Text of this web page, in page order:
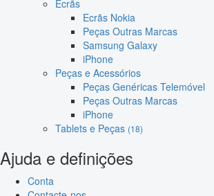
Ecrãs
Ecrãs Nokia
Peças Outras Marcas
Samsung Galaxy
iPhone
Peças e Acessórios
Peças Genéricas Telemóvel
Peças Outras Marcas
iPhone
Tablets e Peças (18)
Ajuda e definições
Conta